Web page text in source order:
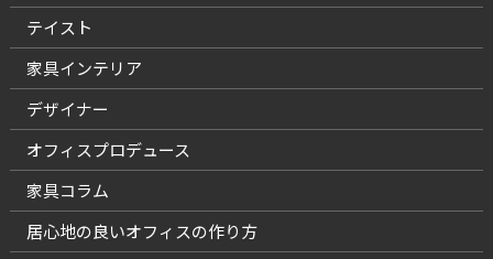
テイスト
家具インテリア
デザイナー
オフィスプロデュース
家具コラム
居心地の良いオフィスの作り方